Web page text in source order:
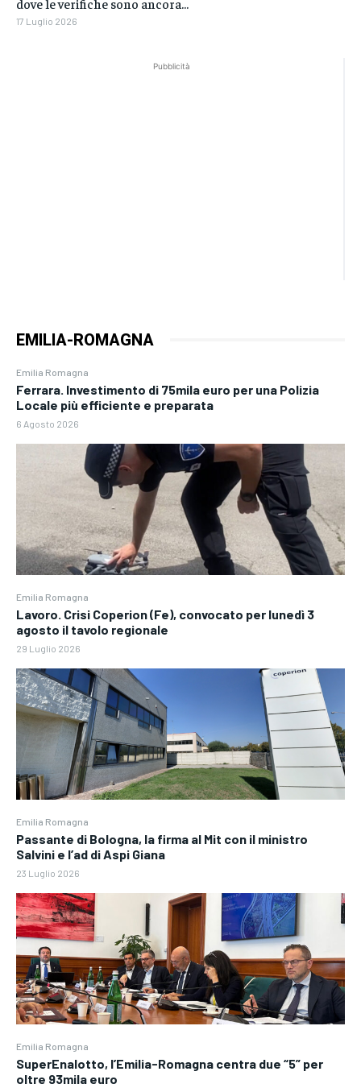
Pubblicità
EMILIA-ROMAGNA
Emilia Romagna
Ferrara. Investimento di 75mila euro per una Polizia
Locale più efficiente e preparata
6 Agosto 2026
Emilia Romagna
Lavoro. Crisi Coperion (Fe), convocato per lunedì 3
agosto il tavolo regionale
29 Luglio 2026
Emilia Romagna
Passante di Bologna, la firma al Mit con il ministro
Salvini e l’ad di Aspi Giana
23 Luglio 2026
Emilia Romagna
SuperEnalotto, l’Emilia-Romagna centra due “5” per
oltre 93mila euro
17 Luglio 2026